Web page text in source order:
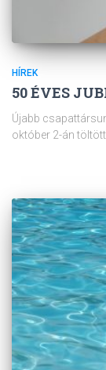
HÍREK
50 ÉVES
Újabb
október 2-án